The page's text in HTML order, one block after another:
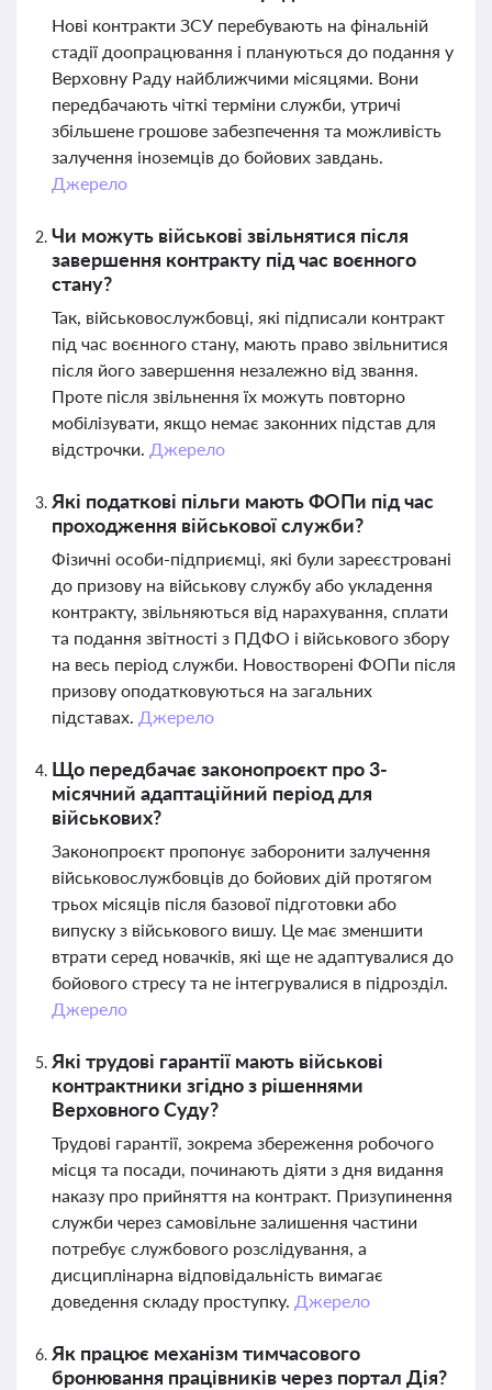
Нові контракти ЗСУ перебувають на фінальній
стадії доопрацювання і плануються до подання у
Верховну Раду найближчими місяцями. Вони
передбачають чіткі терміни служби, утричі
збільшене грошове забезпечення та можливість
залучення іноземців до бойових завдань.
Джерело
Чи можуть військові звільнятися після
завершення контракту під час воєнного
стану?
Так, військовослужбовці, які підписали контракт
під час воєнного стану, мають право звільнитися
після його завершення незалежно від звання.
Проте після звільнення їх можуть повторно
мобілізувати, якщо немає законних підстав для
відстрочки. Джерело
Які податкові пільги мають ФОПи під час
проходження військової служби?
Фізичні особи-підприємці, які були зареєстровані
до призову на військову службу або укладення
контракту, звільняються від нарахування, сплати
та подання звітності з ПДФО і військового збору
на весь період служби. Новостворені ФОПи після
призову оподатковуються на загальних
підставах. Джерело
Що передбачає законопроєкт про 3-
місячний адаптаційний період для
військових?
Законопроєкт пропонує заборонити залучення
військовослужбовців до бойових дій протягом
трьох місяців після базової підготовки або
випуску з військового вишу. Це має зменшити
втрати серед новачків, які ще не адаптувалися до
бойового стресу та не інтегрувалися в підрозділ.
Джерело
Які трудові гарантії мають військові
контрактники згідно з рішеннями
Верховного Суду?
Трудові гарантії, зокрема збереження робочого
місця та посади, починають діяти з дня видання
наказу про прийняття на контракт. Призупинення
служби через самовільне залишення частини
потребує службового розслідування, а
дисциплінарна відповідальність вимагає
доведення складу проступку. Джерело
Як працює механізм тимчасового
бронювання працівників через портал Дія?